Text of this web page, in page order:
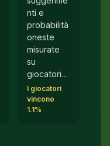
nti e
probabilità
oneste
misurate
su
giocatori…
I giocatori
vincono
1.1%